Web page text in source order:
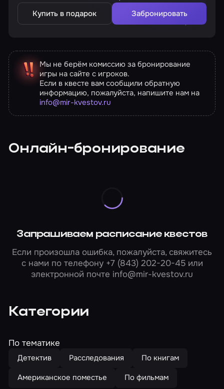
Купить в подарок Забронировать
Мы не берём комиссию за бронирование
игры на сайте с игроков.
Если в квесте вам сообщили обратную
информацию, пожалуйста, напишите нам на
info@mir-kvestov.ru
Онлайн-бронирование
Запрашиваем расписание квестов
Если произошла ошибка, пожалуйста, свяжитесь
с нами по телефону +7 (843) 202-20-45или
электронной почте info@mir-kvestov.ru
Категории
По тематике
Детектив Расследования
По книгам
Американское поместье
По фильмам